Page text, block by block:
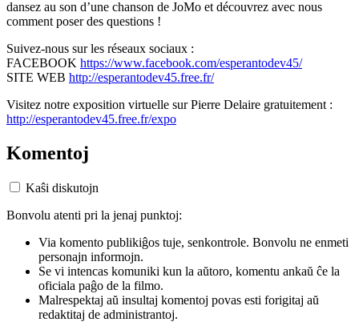
dansez au son d’une chanson de JoMo et découvrez avec nous
comment poser des questions !
Suivez-nous sur les réseaux sociaux :
FACEBOOK https://www.facebook.com/esperantodev45/
SITE WEB http://esperantodev45.free.fr/
Visitez notre exposition virtuelle sur Pierre Delaire gratuitement :
http://esperantodev45.free.fr/expo
Komentoj
Kaŝi diskutojn
Bonvolu atenti pri la jenaj punktoj:
Via komento publikiĝos tuje, senkontrole. Bonvolu ne enmeti
personajn informojn.
Se vi intencas komuniki kun la aŭtoro, komentu ankaŭ ĉe la
oficiala paĝo de la filmo.
Malrespektaj aŭ insultaj komentoj povas esti forigitaj aŭ
redaktitaj de administrantoj.